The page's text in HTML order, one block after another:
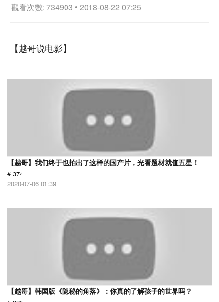
觀看次數: 734903 • 2018-08-22 07:25
【越哥说电影】
【越哥】我们终于也拍出了这样的国产片，光看题材就值五星！
# 374
2020-07-06 01:39
【越哥】韩国版《隐秘的角落》：你真的了解孩子的世界吗？